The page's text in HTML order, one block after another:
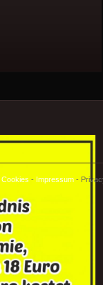
Cookies - Impressum -